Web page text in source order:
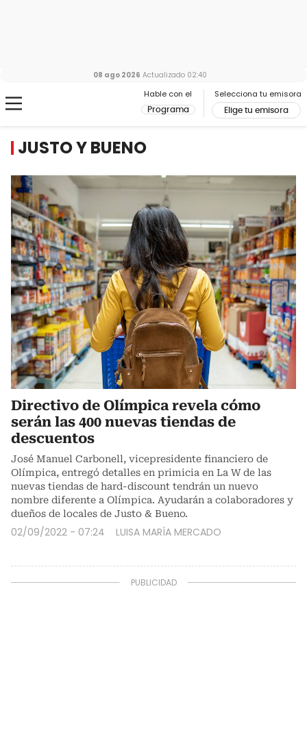
Hable con el
Programa
Selecciona tu emisora
Elige tu emisora
08 ago 2026 Actualizado 02:40
JUSTO Y BUENO
Directivo de Olímpica revela cómo
serán las 400 nuevas tiendas de
descuentos
José Manuel Carbonell, vicepresidente financiero de
Olímpica, entregó detalles en primicia en La W de las
nuevas tiendas de hard-discount tendrán un nuevo
nombre diferente a Olímpica. Ayudarán a colaboradores y
dueños de locales de Justo & Bueno.
02/09/2022 - 07:24 LUISA MARÍA MERCADO